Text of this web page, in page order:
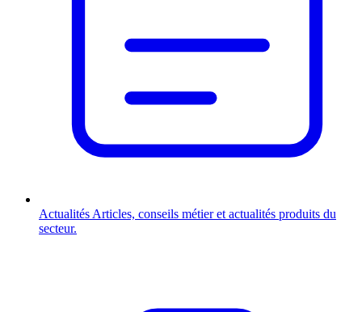
Actualités Articles, conseils métier et actualités produits du
secteur.